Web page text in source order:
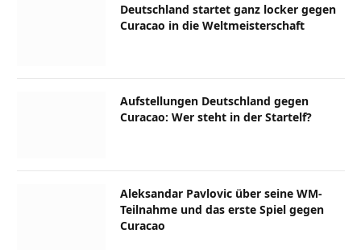
Deutschland startet ganz locker gegen
Curacao in die Weltmeisterschaft
Aufstellungen Deutschland gegen
Curacao: Wer steht in der Startelf?
Aleksandar Pavlovic über seine WM-
Teilnahme und das erste Spiel gegen
Curacao